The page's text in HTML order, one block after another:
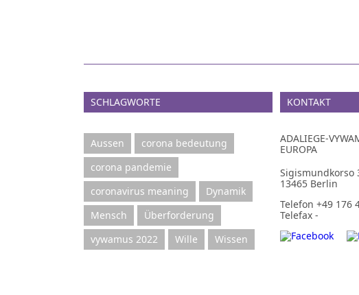
SCHLAGWORTE
Aussen
corona bedeutung
corona pandemie
coronavirus meaning
Dynamik
Mensch
Überforderung
vywamus 2022
Wille Wissen
KONTAKT
ADALIEGE-
EUROPA
Sigismundkorso
13465 Berlin
Telefon +49 176
Telefax -